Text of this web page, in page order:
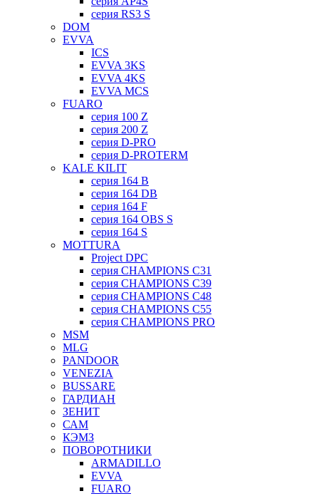
серия RS3 S
DOM
EVVA
ICS
EVVA 3KS
EVVA 4KS
EVVA MCS
FUARO
серия 100 Z
серия 200 Z
серия D-PRO
серия D-PROTERM
KALE KILIT
серия 164 B
серия 164 DB
серия 164 F
серия 164 OBS S
серия 164 S
MOTTURA
Project DPC
серия CHAMPIONS C31
серия CHAMPIONS C39
серия CHAMPIONS C48
серия CHAMPIONS C55
серия CHAMPIONS PRO
MSM
MLG
PANDOOR
VENEZIA
BUSSARE
ГАРДИАН
ЗЕНИТ
САМ
КЭМЗ
ПОВОРОТНИКИ
ARMADILLO
EVVA
FUARO